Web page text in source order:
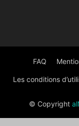
FAQ
Les conditions
© Copyright